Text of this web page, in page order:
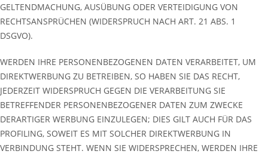
GELTENDMACHUNG, AUSÜBUNG ODER VERTEIDIGUNG VON
RECHTSANSPRÜCHEN (WIDERSPRUCH NACH ART. 21 ABS. 1
DSGVO).
WERDEN IHRE PERSONENBEZOGENEN DATEN VERARBEITET, UM
DIREKTWERBUNG ZU BETREIBEN, SO HABEN SIE DAS RECHT,
JEDERZEIT WIDERSPRUCH GEGEN DIE VERARBEITUNG SIE
BETREFFENDER PERSONENBEZOGENER DATEN ZUM ZWECKE
DERARTIGER WERBUNG EINZULEGEN; DIES GILT AUCH FÜR DAS
PROFILING, SOWEIT ES MIT SOLCHER DIREKTWERBUNG IN
VERBINDUNG STEHT. WENN SIE WIDERSPRECHEN, WERDEN IHRE